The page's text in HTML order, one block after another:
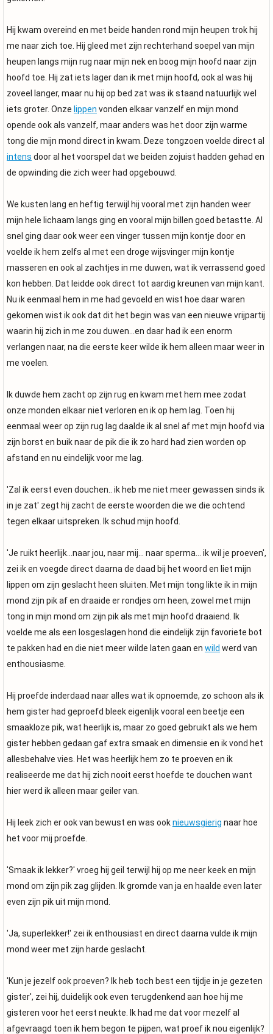
Hij kwam overeind en met beide handen rond mijn heupen trok hij
me naar zich toe. Hij gleed met zijn rechterhand soepel van mijn
heupen langs mijn rug naar mijn nek en boog mijn hoofd naar zijn
hoofd toe. Hij zat iets lager dan ik met mijn hoofd, ook al was hij
zoveel langer, maar nu hij op bed zat was ik staand natuurlijk wel
iets groter. Onze lippen vonden elkaar vanzelf en mijn mond
opende ook als vanzelf, maar anders was het door zijn warme
tong die mijn mond direct in kwam. Deze tongzoen voelde direct al
intens door al het voorspel dat we beiden zojuist hadden gehad en
de opwinding die zich weer had opgebouwd.
We kusten lang en heftig terwijl hij vooral met zijn handen weer
mijn hele lichaam langs ging en vooral mijn billen goed betastte. Al
snel ging daar ook weer een vinger tussen mijn kontje door en
voelde ik hem zelfs al met een droge wijsvinger mijn kontje
masseren en ook al zachtjes in me duwen, wat ik verrassend goed
kon hebben. Dat leidde ook direct tot aardig kreunen van mijn kant.
Nu ik eenmaal hem in me had gevoeld en wist hoe daar waren
gekomen wist ik ook dat dit het begin was van een nieuwe vrijpartij
waarin hij zich in me zou duwen...en daar had ik een enorm
verlangen naar, na die eerste keer wilde ik hem alleen maar weer in
me voelen.
Ik duwde hem zacht op zijn rug en kwam met hem mee zodat
onze monden elkaar niet verloren en ik op hem lag. Toen hij
eenmaal weer op zijn rug lag daalde ik al snel af met mijn hoofd via
zijn borst en buik naar de pik die ik zo hard had zien worden op
afstand en nu eindelijk voor me lag.
'Zal ik eerst even douchen.. ik heb me niet meer gewassen sinds ik
in je zat' zegt hij zacht de eerste woorden die we die ochtend
tegen elkaar uitspreken. Ik schud mijn hoofd.
'Je ruikt heerlijk...naar jou, naar mij... naar sperma... ik wil je proeven',
zei ik en voegde direct daarna de daad bij het woord en liet mijn
lippen om zijn geslacht heen sluiten. Met mijn tong likte ik in mijn
mond zijn pik af en draaide er rondjes om heen, zowel met mijn
tong in mijn mond om zijn pik als met mijn hoofd draaiend. Ik
voelde me als een losgeslagen hond die eindelijk zijn favoriete bot
te pakken had en die niet meer wilde laten gaan en wild werd van
enthousiasme.
Hij proefde inderdaad naar alles wat ik opnoemde, zo schoon als ik
hem gister had geproefd bleek eigenlijk vooral een beetje een
smaakloze pik, wat heerlijk is, maar zo goed gebruikt als we hem
gister hebben gedaan gaf extra smaak en dimensie en ik vond het
allesbehalve vies. Het was heerlijk hem zo te proeven en ik
realiseerde me dat hij zich nooit eerst hoefde te douchen want
hier werd ik alleen maar geiler van.
Hij leek zich er ook van bewust en was ooknieuwsgierig naar hoe
het voor mij proefde.
'Smaak ik lekker?' vroeg hij geil terwijl hij op me neer keek en mijn
mond om zijn pik zag glijden. Ik gromde van ja en haalde even later
even zijn pik uit mijn mond.
'Ja, superlekker!' zei ik enthousiast en direct daarna vulde ik mijn
mond weer met zijn harde geslacht.
'Kun je jezelf ook proeven? Ik heb toch best een tijdje in je gezeten
gister', zei hij, duidelijk ook even terugdenkend aan hoe hij me
gisteren voor het eerst neukte. Ik had me dat voor mezelf al
afgevraagd toen ik hem begon te pijpen, wat proef ik nou eigenlijk?